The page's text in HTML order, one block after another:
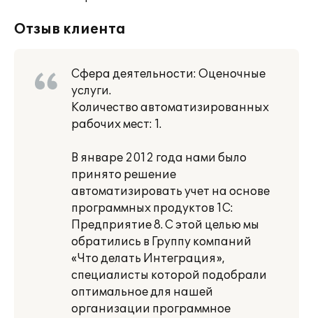
Отзыв клиента
Сфера деятельности: Оценочные
услуги.
Количество автоматизированных
рабочих мест: 1.
В январе 2012 года нами было
принято решение
автоматизировать учет на основе
программных продуктов 1С:
Предприятие 8. С этой целью мы
обратились в Группу компаний
«Что делать Интеграция»,
специалисты которой подобрали
оптимальное для нашей
организации программное